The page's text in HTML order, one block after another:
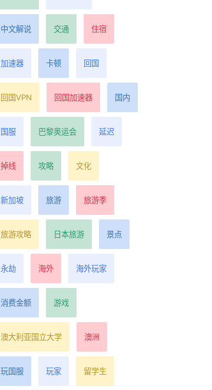
中文解说 交通 住宿
加速器 卡顿 回国
回国VPN 回国加速器 国内
国服 巴黎奥运会 延迟
掉线 攻略 文化
新加坡 旅游 旅游季
旅游攻略 日本旅游 景点
永劫 海外 海外玩家
消费金额 游戏
澳大利亚国立大学 澳洲
玩国服 玩家 留学生